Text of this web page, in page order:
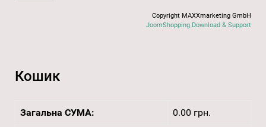
Copyright MAXXmarketing GmbH
JoomShopping Download & Support
Кошик
Загальна СУМА: 0.00 грн.